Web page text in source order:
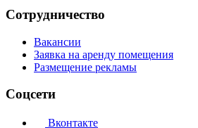
Сотрудничество
Вакансии
Заявка на аренду помещения
Размещение рекламы
Соцсети
Вконтакте